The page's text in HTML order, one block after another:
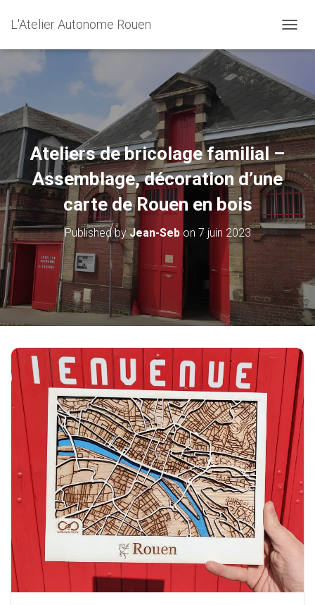
L'Atelier Autonome Rouen
U
I
/
F
E
R
M
E
R
A
N
V
G
A
T
Ateliers de bricolage familial –
Assemblage, décoration d’une
carte de Rouen en bois
Published byJean-Sebon 7 juin 2023